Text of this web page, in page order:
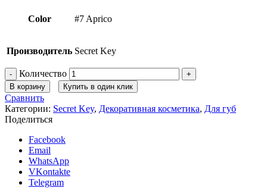
Color #7 Aprico
Производитель Secret Key
Количество
В корзину Купить в один клик
Сравнить
Категории: Secret Key, Декоративная косметика, Для губ
Поделиться
Facebook
Email
WhatsApp
VKontakte
Telegram